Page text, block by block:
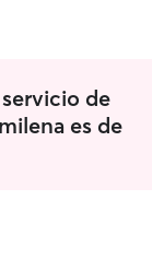
de
es de